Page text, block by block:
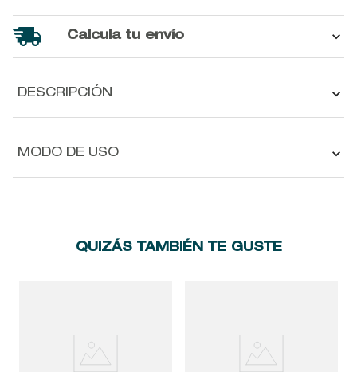
Calcula tu envío
DESCRIPCIÓN
MODO DE USO
QUIZÁS TAMBIÉN TE GUSTE